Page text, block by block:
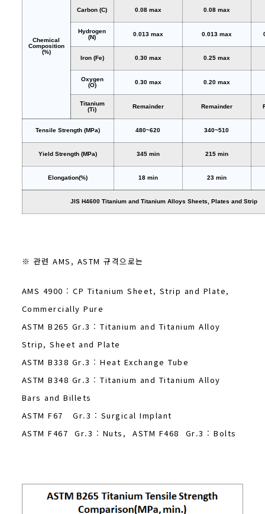
Chemical
Composition
(%)
Carbon (C) 0.08 max 0.08 max
Hydrogen
(N)
0.013 max 0.013 max
Iron (Fe) 0.30 max 0.25 max
Oxygen
(O)
0.30 max 0.20 max
Titanium
(Ti)
Remainder Remainder
Tensile Strength (MPa) 480~620 340~510
Yield Strength (MPa) 345 min 215 min
Elongation(%) 18 min 23 min
JIS H4600 Titanium and Titanium Alloys Sheets, Plates and Strip
※ 관련 AMS, ASTM 규격으로는
AMS 4900 : CP Titanium Sheet, Strip and Plate,
Commercially Pure
ASTM B265 Gr.3 : Titanium and Titanium Alloy
Strip, Sheet and Plate
ASTM B338 Gr.3 : Heat Exchange Tube
ASTM B348 Gr.3 : Titanium and Titanium Alloy
Bars and Billets
ASTM F67 Gr.3 : Surgical Implant
ASTM F467 Gr.3 : Nuts, ASTM F468 Gr.3 : Bolts